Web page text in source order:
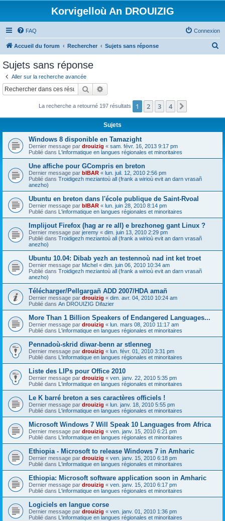
Korvigelloù An DROUIZIG
FAQ Connexion
Accueil du forum Rechercher Sujets sans réponse
c
Sujets sans réponse
Aller sur la recherche avancée
Rechercher
La recherche a retourné 197 résultats 1 2 3 4
Sujets
Windows 8 disponible en Tamazight
Dernier message par drouizig « sam. févr. 16, 2013 9:17 pm
Publié dans L'informatique en langues régionales et minoritaires
Une affiche pour GCompris en breton
Dernier message par bIBAR « lun. juil. 12, 2010 2:56 pm
Publié dans Troidigezh meziantoù all (frank a wirioù evit an darn vrasañ
anezho)
Ubuntu en breton dans l'école publique de Saint-Rvoal
Dernier message par bIBAR « lun. juin 28, 2010 8:14 pm
Publié dans L'informatique en langues régionales et minoritaires
Implijout Firefox (hag ar re all) e brezhoneg gant Linux ?
Dernier message par jeremy « dim. juin 13, 2010 2:29 pm
Publié dans Troidigezh meziantoù all (frank a wirioù evit an darn vrasañ
anezho)
Ubuntu 10.04: Dibab yezh an testennoù nad int ket troet
Dernier message par Michel « dim. juin 06, 2010 10:34 am
Publié dans Troidigezh meziantoù all (frank a wirioù evit an darn vrasañ
anezho)
Télécharger/Pellgargañ ADD 2007/HDA amañ
Dernier message par drouizig « dim. avr. 04, 2010 10:24 am
Publié dans An DROUIZIG Difazier
More Than 1 Billion Speakers of Endangered Languages...
Dernier message par drouizig « lun. mars 08, 2010 11:17 am
Publié dans L'informatique en langues régionales et minoritaires
Pennadoù-skrid diwar-benn ar stlenneg
Dernier message par drouizig « lun. févr. 01, 2010 3:31 pm
Publié dans L'informatique en langues régionales et minoritaires
Liste des LIPs pour Office 2010
Dernier message par drouizig « ven. janv. 22, 2010 5:35 pm
Publié dans L'informatique en langues régionales et minoritaires
Le K barré breton a ses caractères officiels !
Dernier message par drouizig « lun. janv. 18, 2010 5:55 pm
Publié dans L'informatique en langues régionales et minoritaires
Microsoft Windows 7 Will Speak 10 Languages from Africa
Dernier message par drouizig « ven. janv. 15, 2010 6:21 pm
Publié dans L'informatique en langues régionales et minoritaires
Ethiopia - Microsoft to release Windows 7 in Amharic
Dernier message par drouizig « ven. janv. 15, 2010 6:18 pm
Publié dans L'informatique en langues régionales et minoritaires
Ethiopia: Microsoft software application soon in Amharic
Dernier message par drouizig « ven. janv. 15, 2010 6:17 pm
Publié dans L'informatique en langues régionales et minoritaires
Logiciels en langue corse
Dernier message par drouizig « ven. janv. 01, 2010 1:36 pm
Publié dans L'informatique en langues régionales et minoritaires